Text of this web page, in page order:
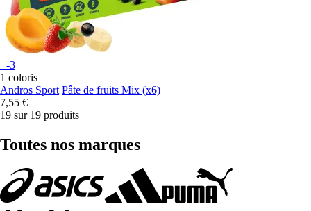
+-3
1 coloris
Andros Sport Pâte de fruits Mix (x6)
7,55 €
19 sur 19 produits
Toutes nos marques